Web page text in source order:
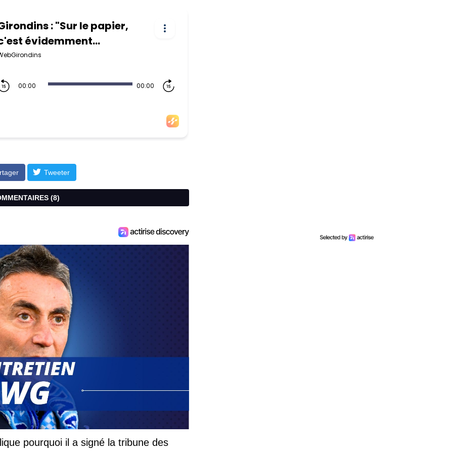
Tweeter
COMMENTAIRES (8)
pourquoi il a signé la tribune des